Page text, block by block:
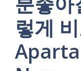
렇게